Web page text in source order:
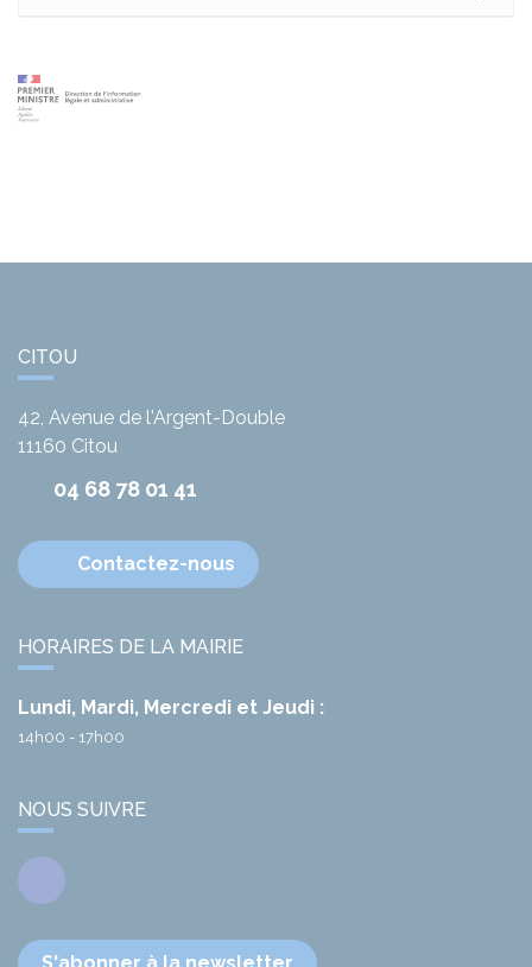
CITOU
42, Avenue de l'Argent-Double
11160 Citou
04 68 78 01 41
Contactez-nous
HORAIRES DE LA MAIRIE
Lundi, Mardi, Mercredi et Jeudi :
14h00 - 17h00
NOUS SUIVRE
Facebook